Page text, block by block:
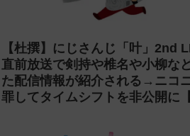
【杜撰】にじさんじ「叶」2nd
直前放送で剣持や椎名や小柳な
た配信情報が紹介される→ニコ
罪してタイムシフトを非公開に